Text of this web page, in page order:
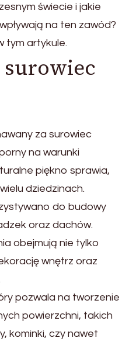
świecie i jakie
na ten zawód?
tym artykule.
za surowiec
na warunki
piękno sprawia,
dziedzinach.
do budowy
oraz dachów.
obejmują nie tylko
wnętrz oraz
pozwala na tworzenie
powierzchni, takich
kominki, czy nawet